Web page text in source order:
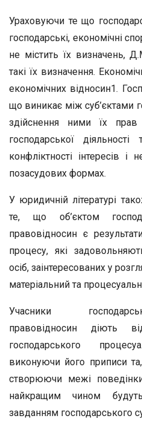
Ураховуючи те що
господарські, економічні
не містить їх визначень,
такі їх визначення.
економічних відносин1.
що виникає між суб’єктами
здійснення ними їх прав
господарської
конфліктності інтересів
позасудових формах.
У юридичній літературі
те, що об’єктом
правовідносин є
процесу, які
осіб, заінтересованих у
матеріальний та
Учасники
правовідносин діють
господарського
виконуючи його приписи
створюючи межі
найкращим чином
завданням господарського